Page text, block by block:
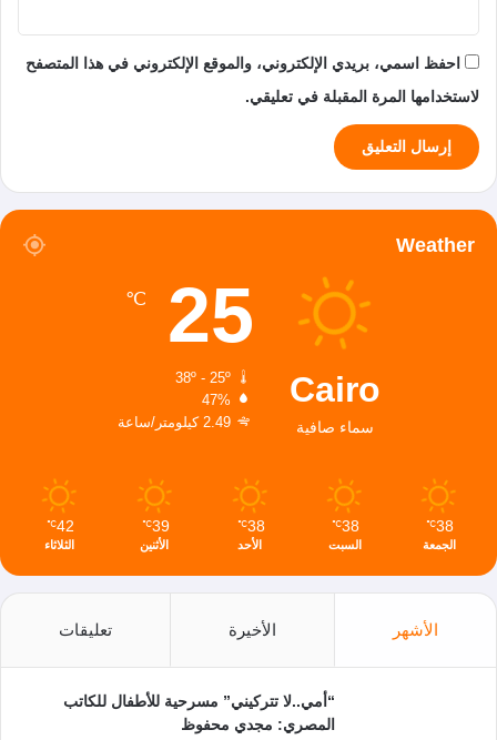
احفظ اسمي، بريدي الإلكتروني، والموقع الإلكتروني في هذا المتصفح
لاستخدامها المرة المقبلة في تعليقي.
Weather
Cairo
سماء صافية
25
℃
38º - 25º
47%
2.49 كيلومتر/ساعة
38
℃
الجمعة
38
℃
السبت
38
℃
الأحد
39
℃
الأثنين
42
℃
الثلاثاء
الأشهر الأخيرة تعليقات
“أمي..لا تتركيني” مسرحية للأطفال للكاتب
المصري: مجدي محفوظ